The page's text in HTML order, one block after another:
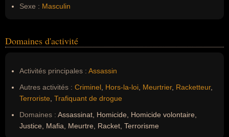
Sexe : Masculin
Domaines d'activité
Activités principales : Assassin
Autres activités : Criminel Hors-la-loi Meurtrier, Racketteur,
Terroriste Trafiquant de drogue
Domaines : Assassinat, Homicide, Homicide volontaire,
Justice, Mafia, Meurtre, Racket, Terrorisme